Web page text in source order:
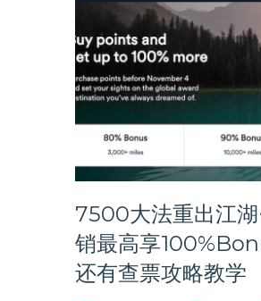
最
赠
送
100%，
白
板
会
籍
友
酒
店
汇
总
7500大法重出江
销最高享
还有查票攻略教学